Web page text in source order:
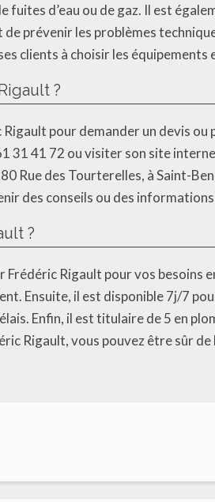
fuites d’eau ou de gaz. Il est
prévenir les problèmes
clients à choisir les
?
pour demander un devis
31 41 72 ou visiter son site
Rue des Tourterelles, à Saint-
des conseils ou des
?
Frédéric Rigault pour vos
Ensuite, il est disponible 7j/7
Enfin, il est titulaire de 5 en
Rigault, vous pouvez être sûr